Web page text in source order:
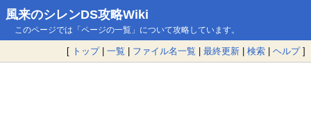
風来のシレンDS攻略Wiki
このページでは「ページの一覧」について攻略しています。
[ トップ| 一覧 | ファイル名一覧 | 最終更新 | 検索 | ヘルプ]